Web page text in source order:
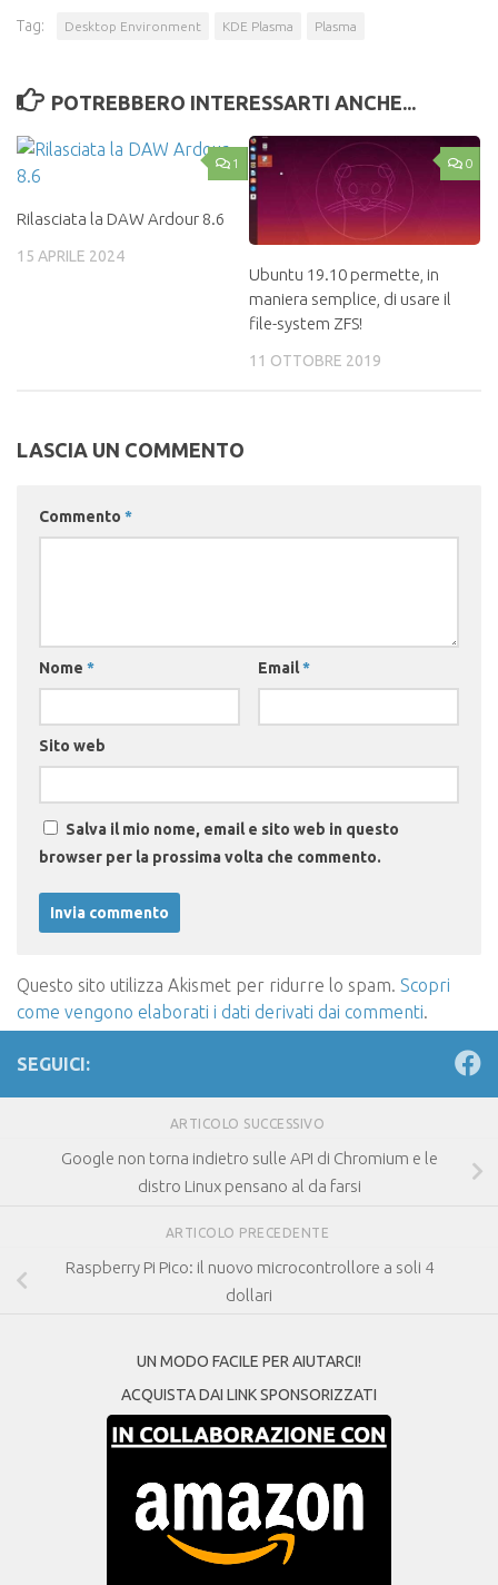
Tag: Desktop Environment KDE Plasma Plasma
POTREBBERO INTERESSARTI ANCHE...
1
Rilasciata la DAW Ardour 8.6
15 APRILE 2024
0
Ubuntu 19.10 permette, in
maniera semplice, di usare il
file-system ZFS!
11 OTTOBRE 2019
LASCIA UN COMMENTO
Commento *
Nome * Email*
Sito web
Salva il mio nome, email e sito web in questo
browser per la prossima volta che commento.
Questo sito utilizza Akismet per ridurre lo spam. Scopri
come vengono elaborati i dati derivati dai commenti.
SEGUICI:
ARTICOLO SUCCESSIVO
Google non torna indietro sulle API di Chromium e le
distro Linux pensano al da farsi
ARTICOLO PRECEDENTE
Raspberry Pi Pico: il nuovo microcontrollore a soli 4
dollari
UN MODO FACILE PER AIUTARCI!
ACQUISTA DAI LINK SPONSORIZZATI